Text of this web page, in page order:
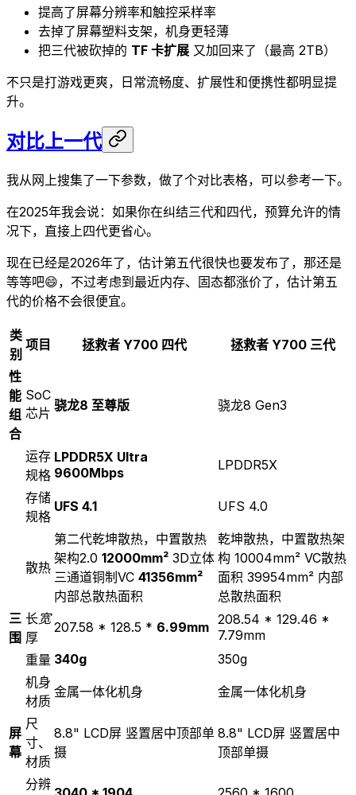
提高了屏幕分辨率和触控采样率
去掉了屏幕塑料支架，机身更轻薄
把三代被砍掉的 TF 卡扩展 又加回来了（最高 2TB）
不只是打游戏更爽，日常流畅度、扩展性和便携性都明显提
升。
对比上一代
我从网上搜集了一下参数，做了个对比表格，可以参考一下。
在2025年我会说：如果你在纠结三代和四代，预算允许的情
况下，直接上四代更省心。
现在已经是2026年了，估计第五代很快也要发布了，那还是
等等吧😄，不过考虑到最近内存、固态都涨价了，估计第五
代的价格不会很便宜。
类
别
项目 拯救者 Y700 四代
拯救者 Y700 三代
性
能
组
合
SoC
芯片 骁龙8 至尊版 骁龙8 Gen3
运存
规格
LPDDR5X Ultra
9600Mbps
LPDDR5X
存储
规格
UFS 4.1 UFS 4.0
散热
第二代乾坤散热，中置散热
架构2.0 12000mm² 3D立体
三通道铜制VC 41356mm²
内部总散热面积
乾坤散热，中置散热架
构 10004mm² VC散热
面积 39954mm² 内部
总散热面积
三
围
长宽
厚
207.58 * 128.5 * 6.99mm 208.54 * 129.46 *
7.79mm
重量 340g
350g
机身
材质
金属一体化机身 金属一体化机身
屏
幕
尺
寸、
材质
8.8" LCD屏 竖置居中顶部单
摄
8.8" LCD屏 竖置居中
顶部单摄
分辨